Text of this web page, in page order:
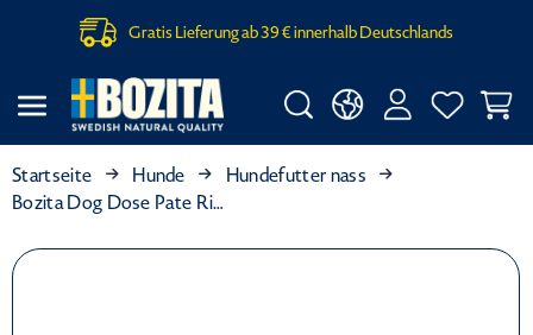
Gratis Lieferung ab 39 € innerhalb Deutschlands
Startseite Hunde
Hundefutter nass
Bozita Dog Dose Pate Rind 800g (Menge: 6 je Bestelleinheit)